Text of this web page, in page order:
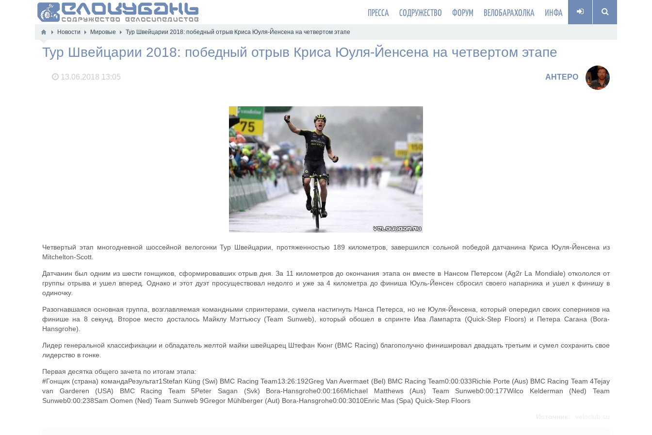
ПРЕССА СОДРУЖЕСТВО ФОРУМ ВЕЛОБАРАХОЛКА ИНФА
Новости Мировые Тур Швейцарии 2018: победный отрыв Криса Юуля-Йенсена на четвертом этапе
Тур Швейцарии 2018: победный отрыв Криса Юуля-Йенсена на четвертом этапе
13.06.2018 13:05 AHTEPO
Четвертый этап многодневной шоссейной велогонки Тур Швейцарии, протяженностью 189 километров, завершился сольной победой датчанина Криса Юуля-Йенсена из
Mitchelton-Scott.
Датчанин был одним из шести гонщиков, сформировавших отрыв дня. За 11 километров до окончания этапа он вместе в Нансом Петерсом (Ag2r La Mondiale) откололся от
группы отрыва и ушел вперед. Однако и этот дуэт просуществовал недолго и уже за 4 километра до финиша Юуль-Йенсен сбросил своего напарника и ушел к финишу в
одиночку.
Разогнавшаяся основная группа, возглавляемая командными спринтерами, сумела настигнуть Нанса Петерса, но не Юуля-Йенсена, который опередил своих соперников на
финише на 8 секунд. Второе место досталось Майклу Мэттьюсу (Team Sunweb), который обошел в спринте Ива Лампарта (Quick-Step Floors) и Петера Сагана (Bora-
Hansgrohe).
Лидер генеральной классификации и обладатель желтой майки швейцарец Штефан Кюнг (BMC Racing) благополучно финишировал двадцать третьим и сумел сохранить свое
лидерство в гонке.
Первая десятка общего зачета по итогам этапа:
#Гонщик (страна) командаРезультат1Stefan Küng (Swi) BMC Racing Team13:26:192Greg Van Avermaet (Bel) BMC Racing Team0:00:033Richie Porte (Aus) BMC Racing Team 4Tejay
van Garderen (USA) BMC Racing Team 5Peter Sagan (Svk) Bora-Hansgrohe0:00:166Michael Matthews (Aus) Team Sunweb0:00:177Wilco Kelderman (Ned) Team
Sunweb0:00:238Sam Oomen (Ned) Team Sunweb 9Gregor Mühlberger (Aut) Bora-Hansgrohe0:00:3010Enric Mas (Spa) Quick-Step Floors